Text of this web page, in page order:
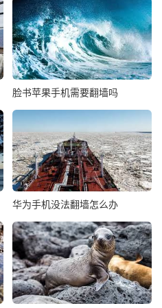
脸书苹果手机需要翻墙吗
华为手机没法翻墙怎么办